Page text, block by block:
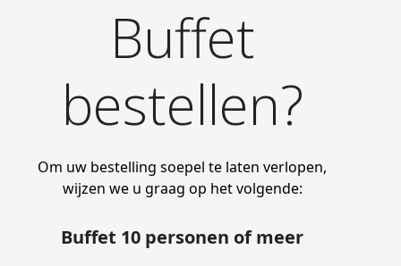
Buffet
bestellen?
Om uw bestelling soepel te laten verlopen,
wijzen we u graag op het volgende:
Buffet 10 personen of meer